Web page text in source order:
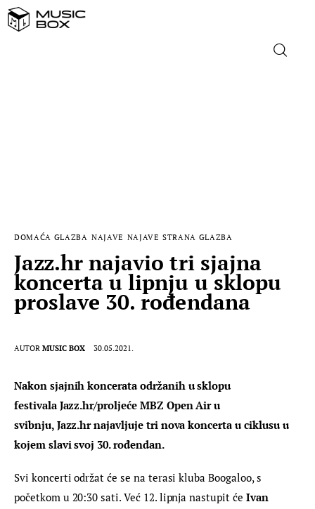
MUSIC BOX
DOMAĆA GLAZBA NAJAVE NAJAVE STRANA GLAZBA
Jazz.hr najavio tri sjajna
koncerta u lipnju u sklopu
proslave 30. rođendana
AUTOR MUSIC BOX 30.05.2021.
Nakon sjajnih koncerata održanih u sklopu
festivala Jazz.hr/proljeće MBZ Open Air u
svibnju, Jazz.hr najavljuje tri nova koncerta u ciklusu u
kojem slavi svoj 30. rođendan.
Svi koncerti održat će se na terasi kluba Boogaloo, s
početkom u 20:30 sati. Već 12. lipnja nastupit će Ivan